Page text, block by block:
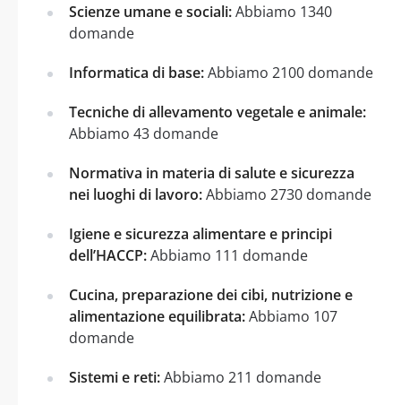
Scienze umane e sociali:Abbiamo 1340
domande
Informatica di base:Abbiamo 2100 domande
Tecniche di allevamento vegetale e animale:
Abbiamo 43 domande
Normativa in materia di salute e sicurezza
nei luoghi di lavoro:Abbiamo 2730 domande
Igiene e sicurezza alimentare e principi
dell’HACCP:Abbiamo 111 domande
Cucina, preparazione dei cibi, nutrizione e
alimentazione equilibrata:Abbiamo 107
domande
Sistemi e reti:Abbiamo 211 domande